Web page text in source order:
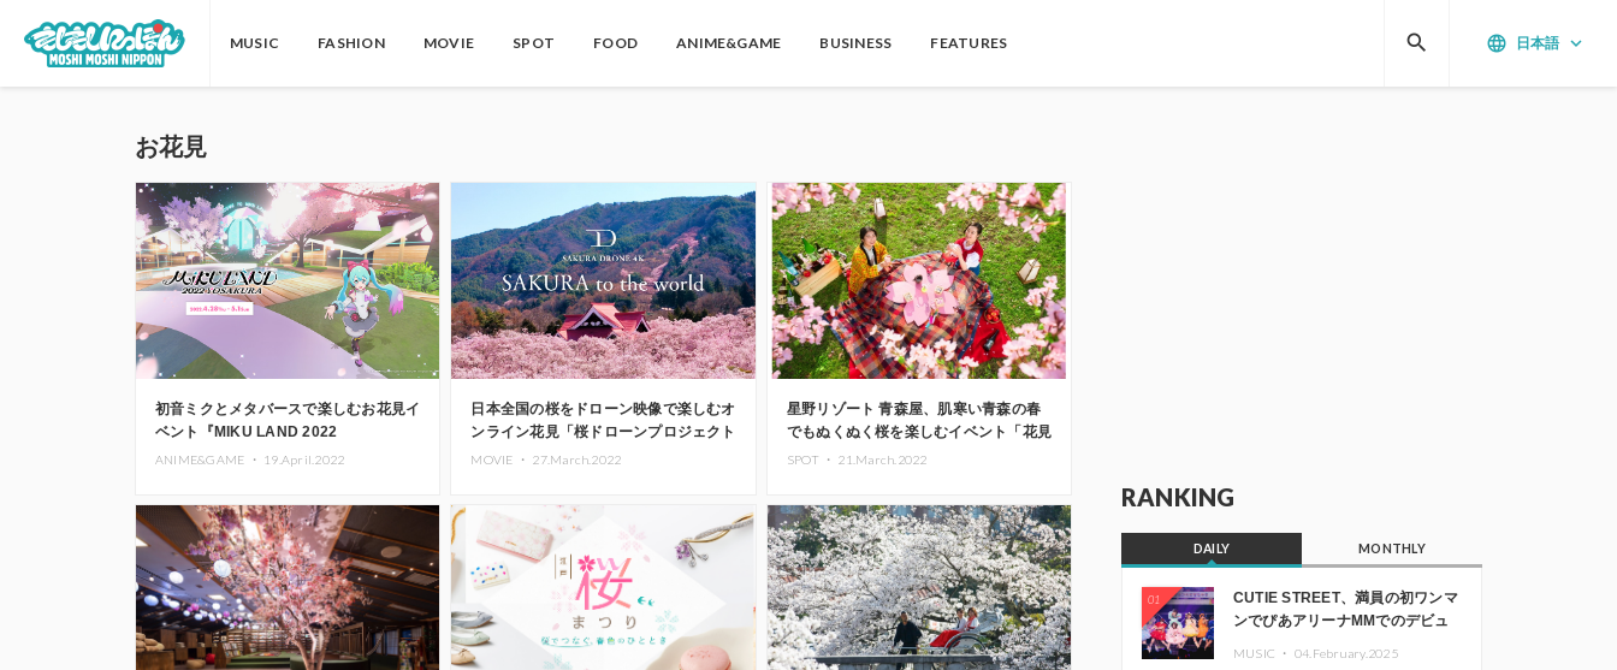
MUSIC FASHION MOVIE SPOT FOOD ANIME&GAME BUSINESS FEATURES language 日本語 keyboard_arrow_down
search
お花見
初音ミクとメタバースで楽しむお花見イ
ベント『MIKU LAND 2022
YOSAKURA』登場
ANIME&GAME ・ 19.April.2022
日本全国の桜をドローン映像で楽しむオ
ンライン花見「桜ドローンプロジェクト
2022」開催
MOVIE ・ 27.March.2022
星野リゾート 青森屋、肌寒い青森の春
でもぬくぬく桜を楽しむイベント「花見
こたつ」開催
SPOT ・ 21.March.2022
RANKING
DAILY MONTHLY
01
CUTIE STREET、満員の初ワンマ
ンでぴあアリーナMMでのデビュ
MUSIC ・ 04.February.2025